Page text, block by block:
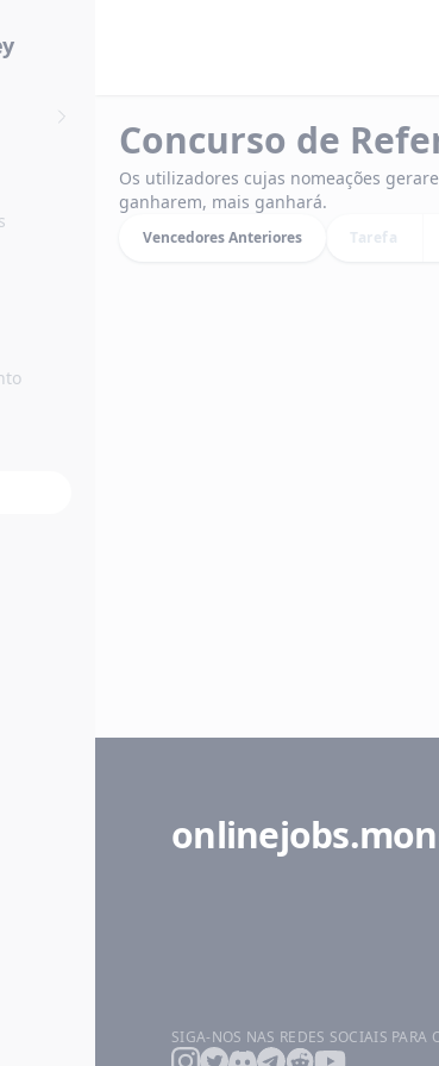
Concurso de
Os utilizadores cujas nomeações
ganharem, mais ganhará.
Vencedores Anteriores Tarefa
SIGA-NOS NAS REDES SOCIAIS PARA